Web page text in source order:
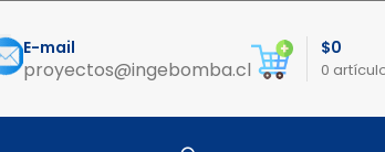
E-mail
proyectos@ingebomba.cl 0
$0